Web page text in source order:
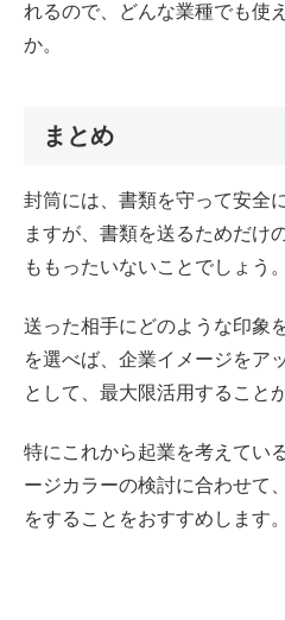
れるので、どんな業種でも使
か。
まとめ
封筒には、書類を守って安全
ますが、書類を送るためだけ
ももったいないことでしょう。
送った相手にどのような印象
を選べば、企業イメージをア
として、最大限活用すること
特にこれから起業を考えてい
ージカラーの検討に合わせて
をすることをおすすめします。